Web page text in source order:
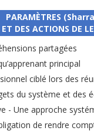
PARAMÈTRES
ET DES ACTIONS DE
partagées
principal
ciblé lors des
du système et des
- Une approche
de rendre